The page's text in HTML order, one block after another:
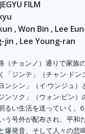
FILM
, Won Bin , Lee
, Lee Young-ran
チョンノ）通りで家族
「ジンテ」（チャン·ドン
ンシン」（イ·ウンジュ）
ンソク」（ウォン·ビン）
るい生活を送っていく。
う号外が配布され、平和
爆発音、そして人々の悲